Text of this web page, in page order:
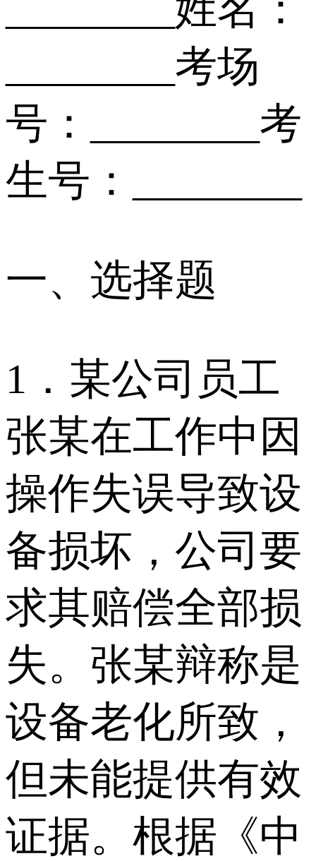
________考场
号：________考
生号：________
一、选择题
1．某公司员工
张某在工作中因
操作失误导致设
备损坏，公司要
求其赔偿全部损
失。张某辩称是
设备老化所致，
但未能提供有效
证据。根据《中